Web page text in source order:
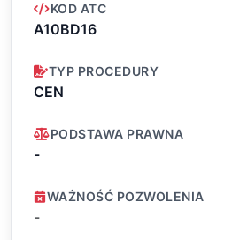
KOD ATC
A10BD16
TYP PROCEDURY
CEN
PODSTAWA PRAWNA
-
WAŻNOŚĆ POZWOLENIA
-